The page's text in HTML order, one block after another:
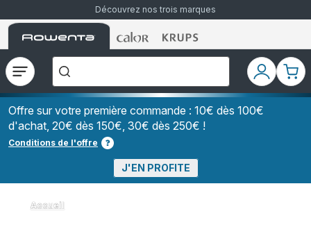
Découvrez nos trois marques
Accueil
Rowenta
Accueil
Rowenta
Accueil
Rowenta
Ouvrir
le
menu
recherchez-
vous
?","Aspirateurs
à
Grains","Centrales
Vapeurs","Sèche
Cheveux"]
Mon
compte
Mon
Offre sur votre première commande : 10€ dès 100€
d'achat, 20€ dès 150€, 30€ dès 250€ !
Conditions de l'offre
J'EN PROFITE
Accueil